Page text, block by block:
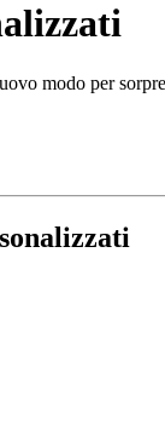
modo per